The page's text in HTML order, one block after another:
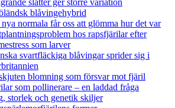
blåvingehybrid
normala får oss att glömma hur det var
hos rapsfjärilar efter
som larver
svartfläckiga blåvingar sprider sig i
blomning som försvar mot fjäril
som pollinerare – en laddad fråga
storlek och genetik skiljer